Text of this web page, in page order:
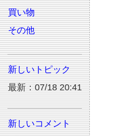
買い物
その他
新しいトピック
最新：07/18 20:41
新しいコメント